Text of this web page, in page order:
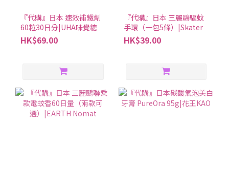
『代購』日本 速效補鐵劑
60粒30日分|UHA味覺糖
HK$69.00
『代購』日本 三麗鷗驅蚊
手環（一包5條）|Skater
HK$39.00